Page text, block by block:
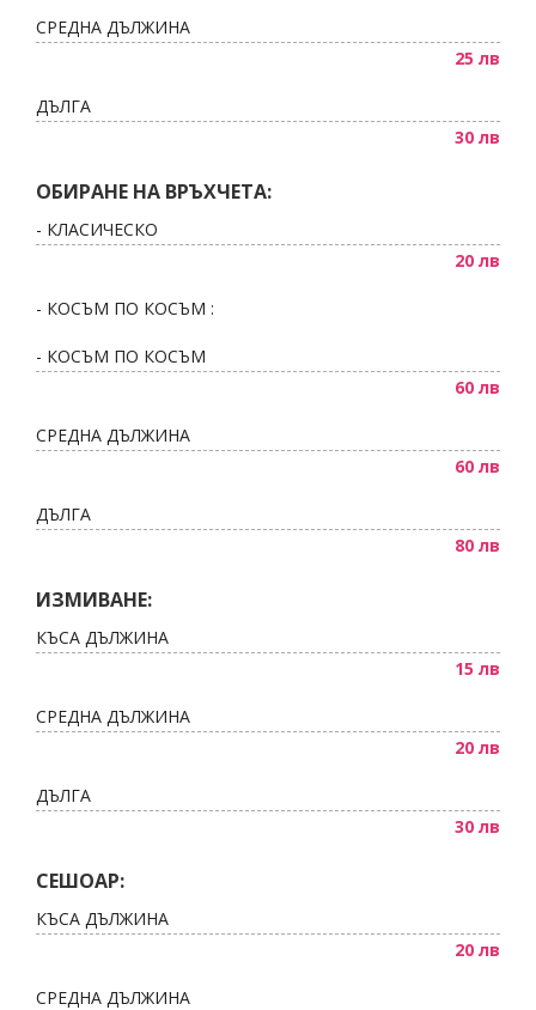
СРЕДНА ДЪЛЖИНА
25 лв
ДЪЛГА
30 лв
ОБИРАНЕ НА ВРЪХЧЕТА:
- КЛАСИЧЕСКО
20 лв
- КОСЪМ ПО КОСЪМ :
- КОСЪМ ПО КОСЪМ
60 лв
СРЕДНА ДЪЛЖИНА
60 лв
ДЪЛГА
80 лв
ИЗМИВАНЕ:
КЪСА ДЪЛЖИНА
15 лв
СРЕДНА ДЪЛЖИНА
20 лв
ДЪЛГА
30 лв
СЕШОАР:
КЪСА ДЪЛЖИНА
20 лв
СРЕДНА ДЪЛЖИНА